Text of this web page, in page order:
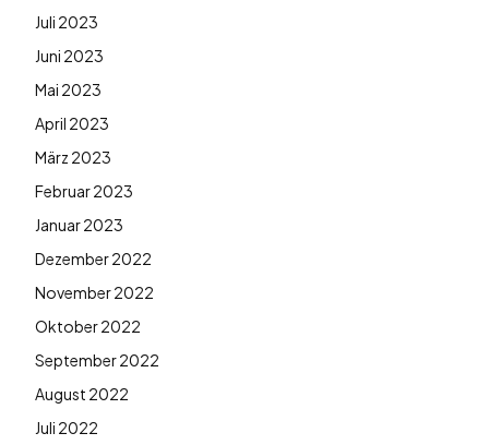
Juli 2023
Juni 2023
Mai 2023
April 2023
März 2023
Februar 2023
Januar 2023
Dezember 2022
November 2022
Oktober 2022
September 2022
August 2022
Juli 2022